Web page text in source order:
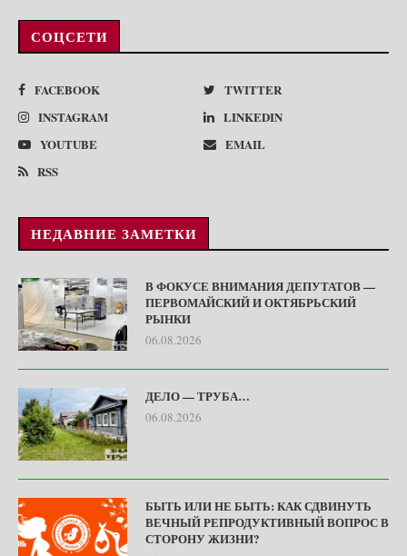
СОЦСЕТИ
FACEBOOK
TWITTER
INSTAGRAM
LINKEDIN
YOUTUBE
EMAIL
RSS
НЕДАВНИЕ ЗАМЕТКИ
В ФОКУСЕ ВНИМАНИЯ ДЕПУТАТОВ —
ПЕРВОМАЙСКИЙ И ОКТЯБРЬСКИЙ
РЫНКИ
06.08.2026
ДЕЛО — ТРУБА…
06.08.2026
БЫТЬ ИЛИ НЕ БЫТЬ: КАК СДВИНУТЬ
ВЕЧНЫЙ РЕПРОДУКТИВНЫЙ ВОПРОС В
СТОРОНУ ЖИЗНИ?